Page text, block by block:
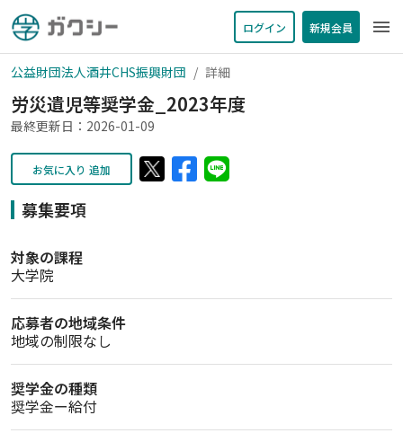
ログイン 新規会員 menu
公益財団法人酒井CHS振興財団 詳細
労災遺児等奨学金_2023年度
最終更新日：2026-01-09
お気に入り 追加
募集要項
対象の課程
大学院
応募者の地域条件
地域の制限なし
奨学金の種類
奨学金ー給付